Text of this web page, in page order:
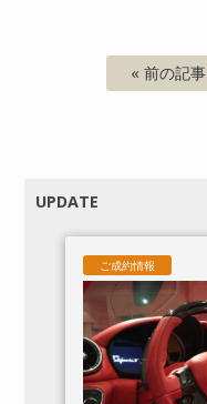
« 前の記事
UPDATE
ご成約情報